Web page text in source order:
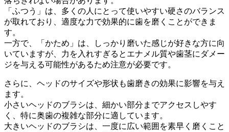
「ふつう」は、多くの人にとって使いやすい硬さのバランス
が取れており、適度な力で効果的に歯を磨くことができま
す。
一方で、「かため」は、しっかり磨いた感じが好きな方に向
いていますが、力を入れすぎるとエナメル質や歯茎にダメー
ジを与える可能性があるため注意が必要です。
さらに、ヘッドのサイズや形状も歯磨きの効果に影響を与え
ます。
小さいヘッドのブラシは、細かい部分までアクセスしやす
く、特に奥歯の複雑な部分に適しています。
大きいヘッドのブラシは、一度に広い範囲を素早く磨くこと